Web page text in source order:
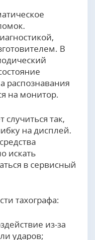
В
распознавания
на монитор.
так,
на дисплей.
искать
в сервисный
тахографа:
из-за
ударов;